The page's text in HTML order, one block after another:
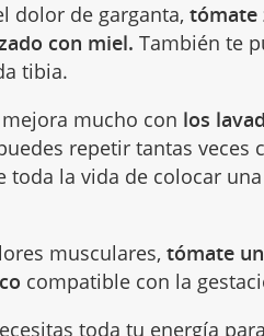
dolor de garganta, tómate
con miel. También te
tibia.
mucho con los
repetir tantas veces
toda la vida de colocar
musculares,tómate
compatible con la
toda tu energía